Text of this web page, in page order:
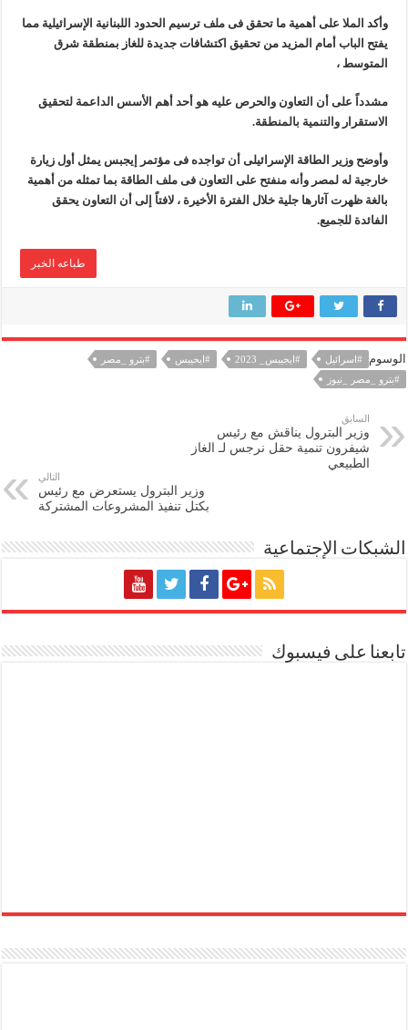
وأكد الملا على أهمية ما تحقق فى ملف ترسيم الحدود اللبنانية الإسرائيلية مما
يفتح الباب أمام المزيد من تحقيق اكتشافات جديدة للغاز بمنطقة شرق
المتوسط ،
مشدداً على أن التعاون والحرص عليه هو أحد أهم الأسس الداعمة لتحقيق
الاستقرار والتنمية بالمنطقة.
وأوضح وزير الطاقة الإسرائيلى أن تواجده فى مؤتمر إيجبس يمثل أول زيارة
خارجية له لمصر وأنه منفتح على التعاون فى ملف الطاقة بما تمثله من أهمية
بالغة ظهرت آثارها جلية خلال الفترة الأخيرة ، لافتاً إلى أن التعاون يحقق
الفائدة للجميع.
طباعه الخبر
الوسوم #اسرائيل #ايجيبس_ 2023 #ايحيبس
#بترو _مصر
#بترو _مصر _نيوز
السابق
وزير البترول يناقش مع رئيس
شيفرون تنمية حقل نرجس لـ الغاز
الطبيعي
التالي
وزير البترول يستعرض مع رئيس
بكتل تنفيذ المشروعات المشتركة
الشبكات الإجتماعية
تابعنا على فيسبوك